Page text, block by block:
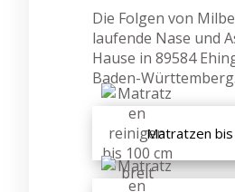
Die Folgen von
laufende Nase und
Hause in 89584
Baden-Württemberg.
Matratzen